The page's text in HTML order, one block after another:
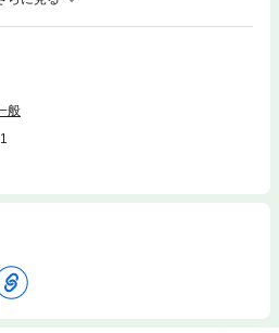
、源太郎は、宿命的なコンプレックスを
の人として生きる道を拓いていく。清々
般